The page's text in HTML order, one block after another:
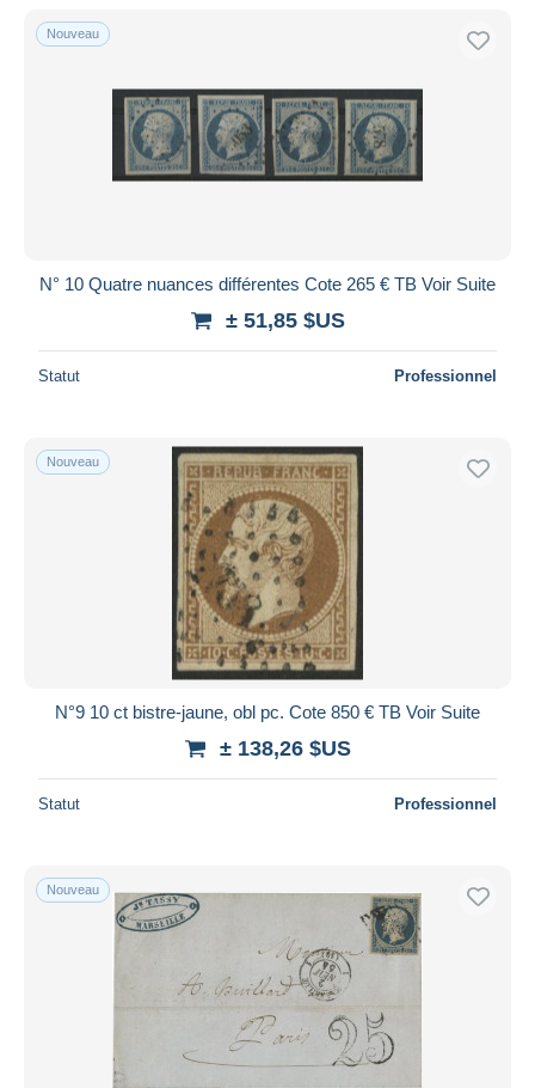
Uniquement en réduction
Méthodes de paiement
PayPal
Virement bancaire
Bancontact
Tout désélectionner
Monde entier
Appliquer
Nouveau
N° 10 Quatre nuances différentes Cote 265 € TB Voir Suite
± 51,85 $US
Statut Professionnel
Nouveau
N°9 10 ct bistre-jaune, obl pc. Cote 850 € TB Voir Suite
± 138,26 $US
Statut Professionnel
Nouveau